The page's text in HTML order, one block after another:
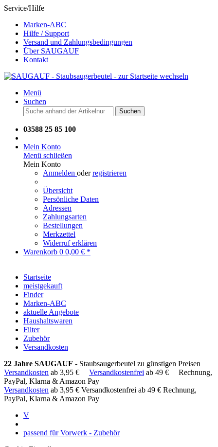
Service/Hilfe
Marken-ABC
Hilfe / Support
Versand und Zahlungsbedingungen
Über SAUGAUF
Kontakt
Menü
Suchen
Suchen
03588 25 85 100
Mein Konto
Menü schließen
Mein Konto
Anmelden oderregistrieren
Übersicht
Persönliche Daten
Adressen
Zahlungsarten
Bestellungen
Merkzettel
Widerruf erklären
Warenkorb 0 0,00 € *
Startseite
meistgekauft
Finder
Marken-ABC
aktuelle Angebote
Haushaltswaren
Filter
Zubehör
Versandkosten
22 Jahre SAUGAUF - Staubsaugerbeutel zu günstigen Preisen
Versandkosten ab 3,95 € Versandkostenfrei ab 49 €
Rechnung,
PayPal, Klarna & Amazon Pay
Versandkosten ab 3,95 € Versandkostenfrei ab 49 € Rechnung,
PayPal, Klarna & Amazon Pay
V
passend für Vorwerk - Zubehör